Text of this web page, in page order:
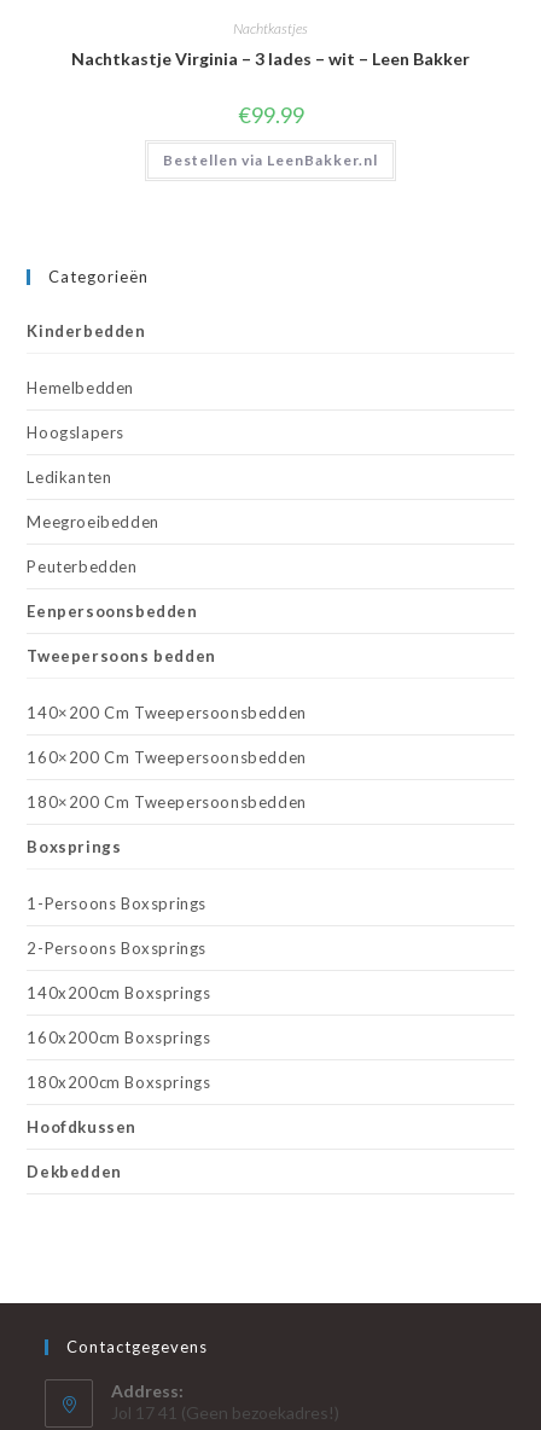
Nachtkastjes
Nachtkastje Virginia – 3 lades – wit – Leen Bakker
€99.99
Bestellen via LeenBakker.nl
Categorieën
Kinderbedden
Hemelbedden
Hoogslapers
Ledikanten
Meegroeibedden
Peuterbedden
Eenpersoonsbedden
Tweepersoons bedden
140×200 Cm Tweepersoonsbedden
160×200 Cm Tweepersoonsbedden
180×200 Cm Tweepersoonsbedden
Boxsprings
1-Persoons Boxsprings
2-Persoons Boxsprings
140x200cm Boxsprings
160x200cm Boxsprings
180x200cm Boxsprings
Hoofdkussen
Dekbedden
Contactgegevens
Address:
Jol 17 41 (Geen bezoekadres!)